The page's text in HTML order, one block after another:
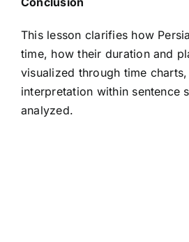
This lesson clarifies how
time, how their duration and
visualized through time
interpretation within sentence
analyzed.